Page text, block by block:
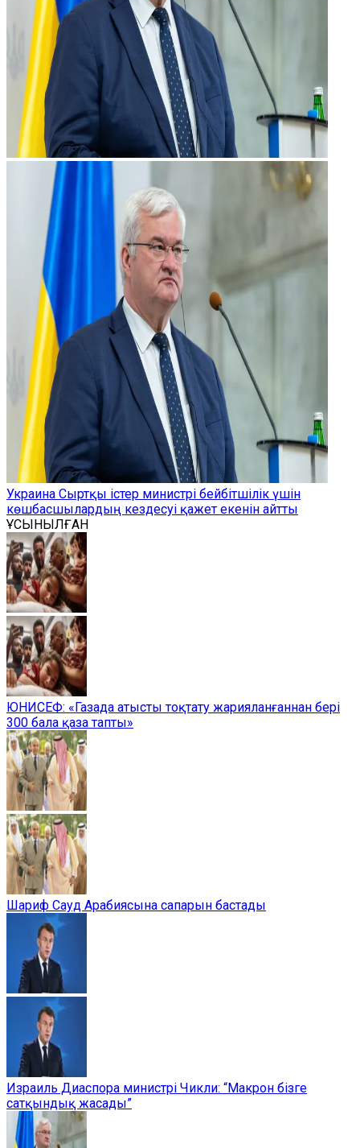
Украина Сыртқы істер министрі бейбітшілік үшін
көшбасшылардың кездесуі қажет екенін айтты
ҰСЫНЫЛҒАН
ЮНИСЕФ: «Газада атысты тоқтату жарияланғаннан бері
300 бала қаза тапты»
Шариф Сауд Арабиясына сапарын бастады
Израиль Диаспора министрі Чикли: “Макрон бізге
сатқындық жасады”